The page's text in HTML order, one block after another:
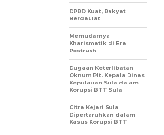
DPRD Kuat, Rakyat
Berdaulat
Memudarnya
Kharismatik di Era
Postrush
Dugaan Keterlibatan
Oknum Plt. Kepala Dinas
Kepulauan Sula dalam
Korupsi BTT Sula
Citra Kejari Sula
Dipertaruhkan dalam
Kasus Korupsi BTT